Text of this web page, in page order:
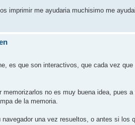
imprimir me ayudaria muchisimo me
es que son interactivos, que cada vez
no es muy buena idea, pues
de la memoria.
una vez resueltos, o antes si los